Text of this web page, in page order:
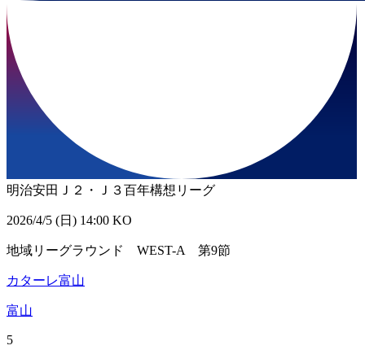
明治安田Ｊ２・Ｊ３百年構想リーグ
2026/4/5 (日) 14:00 KO
地域リーグラウンド WEST-A 第9節
カターレ富山
富山
5